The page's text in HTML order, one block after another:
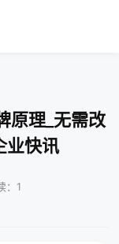
原理_无需改
业快讯
：1